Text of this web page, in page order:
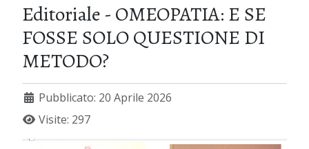
Editoriale - OMEOPATIA: E SE
FOSSE SOLO QUESTIONE DI
METODO?
Pubblicato: 20 Aprile 2026
Visite: 297